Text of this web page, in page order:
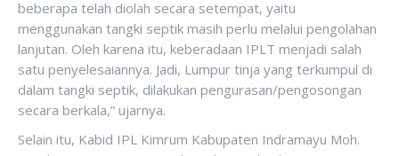
beberapa telah diolah secara setempat, yaitu
menggunakan tangki septik masih perlu melalui pengolahan
lanjutan. Oleh karena itu, keberadaan IPLT menjadi salah
satu penyelesaiannya. Jadi, Lumpur tinja yang terkumpul di
dalam tangki septik, dilakukan pengurasan/pengosongan
secara berkala,” ujarnya.
Selain itu, Kabid IPL Kimrum Kabupaten Indramayu Moh.